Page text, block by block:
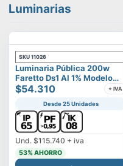
Luminarias
SKU 11026
Luminaria Pública 200w
Faretto Ds1 Al 1% Modelo
Calisto
$54.310 + IVA
Desde 25 Unidades
Und. $115.740 + iva
53% AHORRO